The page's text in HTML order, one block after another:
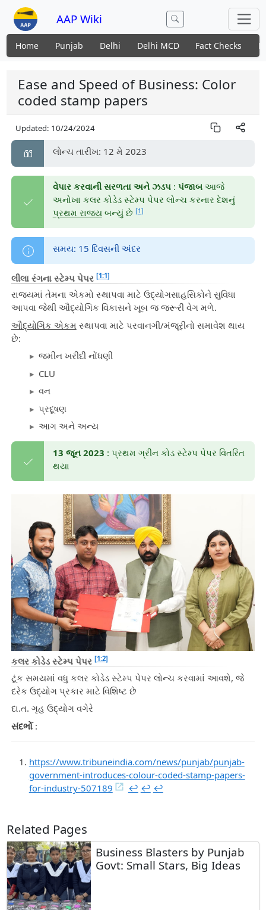
AAP Wiki
Home Punjab Delhi Delhi MCD Fact Checks
Ease and Speed of Business: Color
coded stamp papers
Updated: 10/24/2024
લોન્ચ તારીખ: 12 મે 2023
વેપાર કરવાની સરળતા અને ઝડપ: પંજાબઆજે
અનોખા કલર કોડેડ સ્ટેમ્પ પેપર લોન્ચ કરનાર દેશનું
પ્રથમ રાજ્યબન્યું છે[1]
સમય: 15 દિવસની અંદર
લીલા રંગના સ્ટેમ્પ પેપર [1:1]
રાજ્યમાં તેમના એકમો સ્થાપવા માટે ઉદ્યોગસાહસિકોને સુવિધા
આપવા જેથી ઔદ્યોગિક વિકાસને ખૂબ જ જરૂરી વેગ મળે.
ઔદ્યોગિક એકમ સ્થાપવા માટે પરવાનગી/મંજૂરીનો સમાવેશ થાય
છે:
જમીન ખરીદી નોંધણી
CLU
વન
પ્રદૂષણ
આગ અને અન્ય
13 જૂન 2023 : પ્રથમ ગ્રીન કોડ સ્ટેમ્પ પેપર વિતરિત
થયા
કલર કોડેડ સ્ટેમ્પ પેપર [1:2]
ટૂંક સમયમાં વધુ કલર કોડેડ સ્ટેમ્પ પેપર લોન્ચ કરવામાં આવશે, જે
દરેક ઉદ્યોગ પ્રકાર માટે વિશિષ્ટ છે
દા.ત. ગૃહ ઉદ્યોગ વગેરે
સંદર્ભો:
https://www.tribuneindia.com/news/punjab/punjab-
government-introduces-colour-coded-stamp-papers-
for-industry-507189
↩︎ ↩︎ ↩︎
Related Pages
Business Blasters by Punjab
Govt: Small Stars, Big Ideas